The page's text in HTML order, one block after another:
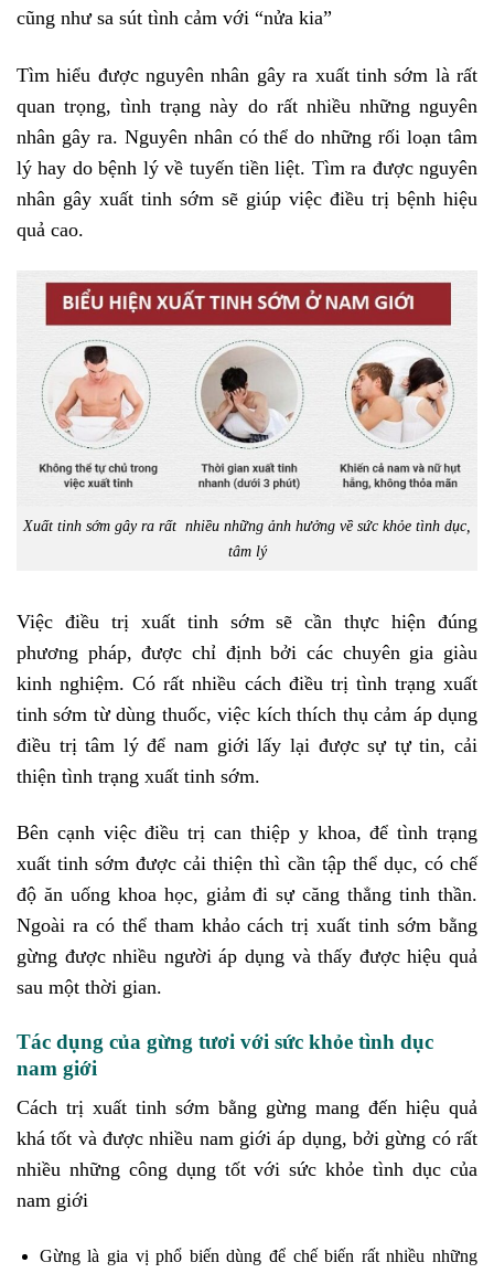
cũng như sa sút tình cảm với “nửa kia”
Tìm hiểu được nguyên nhân gây ra xuất tinh sớm là rất
quan trọng, tình trạng này do rất nhiều những nguyên
nhân gây ra. Nguyên nhân có thể do những rối loạn tâm
lý hay do bệnh lý về tuyến tiền liệt. Tìm ra được nguyên
nhân gây xuất tinh sớm sẽ giúp việc điều trị bệnh hiệu
quả cao.
Xuất tinh sớm gây ra rất nhiều những ảnh hưởng về sức khỏe tình dục,
tâm lý
Việc điều trị xuất tinh sớm sẽ cần thực hiện đúng
phương pháp, được chỉ định bởi các chuyên gia giàu
kinh nghiệm. Có rất nhiều cách điều trị tình trạng xuất
tinh sớm từ dùng thuốc, việc kích thích thụ cảm áp dụng
điều trị tâm lý để nam giới lấy lại được sự tự tin, cải
thiện tình trạng xuất tinh sớm.
Bên cạnh việc điều trị can thiệp y khoa, để tình trạng
xuất tinh sớm được cải thiện thì cần tập thể dục, có chế
độ ăn uống khoa học, giảm đi sự căng thẳng tinh thần.
Ngoài ra có thể tham khảo cách trị xuất tinh sớm bằng
gừng được nhiều người áp dụng và thấy được hiệu quả
sau một thời gian.
Tác dụng của gừng tươi với sức khỏe tình dục
nam giới
Cách trị xuất tinh sớm bằng gừng mang đến hiệu quả
khá tốt và được nhiều nam giới áp dụng, bởi gừng có rất
nhiều những công dụng tốt với sức khỏe tình dục của
nam giới
Gừng là gia vị phổ biến dùng để chế biến rất nhiều những